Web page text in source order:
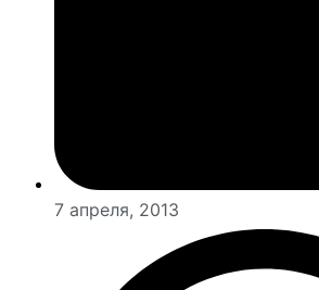
7 апреля, 2013